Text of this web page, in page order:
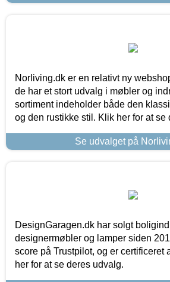
Norliving.dk er en relativt ny
de har et stort udvalg i møbler og
sortiment indeholder både den
og den rustikke stil. Klik her for at se
Se udvalget på
DesignGaragen.dk har solgt
designermøbler og lamper siden
score på Trustpilot, og er certificeret
her for at se deres udvalg.